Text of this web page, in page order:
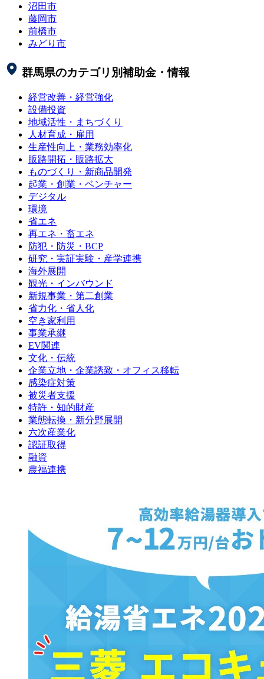
沼田市
藤岡市
前橋市
みどり市
群馬県のカテゴリ別補助金・情報
経営改善・経営強化
設備投資
地域活性・まちづくり
人材育成・雇用
生産性向上・業務効率化
販路開拓・販路拡大
ものづくり・新商品開発
起業・創業・ベンチャー
デジタル
環境
省エネ
再エネ・畜エネ
防犯・防災・BCP
研究・実証実験・産学連携
海外展開
観光・インバウンド
新規事業・第二創業
省力化・省人化
空き家利用
事業承継
EV関連
文化・伝統
企業立地・企業誘致・オフィス移転
感染症対策
被災者支援
特許・知的財産
業態転換・新分野展開
六次産業化
認証取得
融資
農福連携